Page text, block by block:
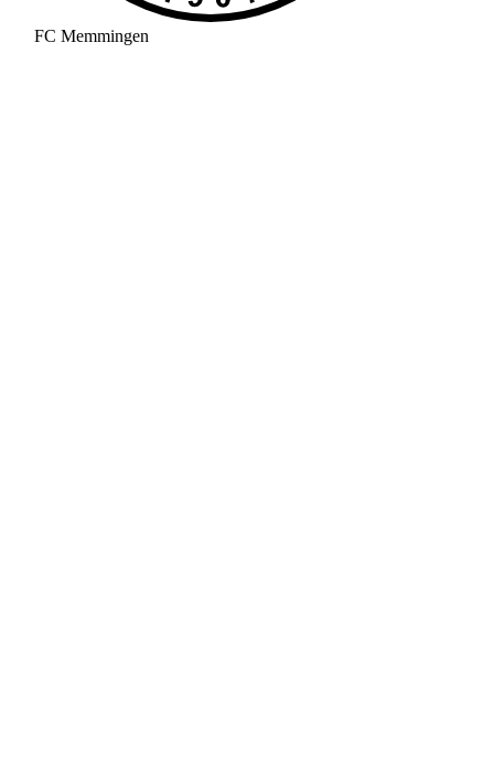
FC Memmingen